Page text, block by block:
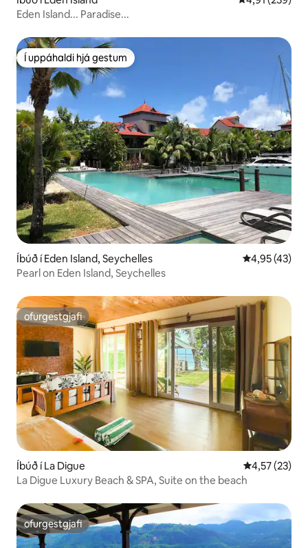
Eden Island... Paradise...
Í uppáhaldi hjá gestum
Í uppáhaldi hjá gestum
Íbúð í Eden Island, Seychelles 4,95 af 5 í
4,95 (43)
Pearl on Eden Island, Seychelles
ofurgestgjafi
ofurgestgjafi
Íbúð í La Digue 4,57 af 5 í
4,57 (23)
La Digue Luxury Beach & SPA, Suite on the beach
ofurgestgjafi
ofurgestgjafi